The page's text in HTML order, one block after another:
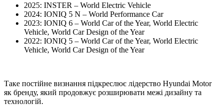
2025: INSTER – World Electric Vehicle
2024: IONIQ 5 N – World Performance Car
2023: IONIQ 6 – World Car of the Year, World Electric
Vehicle, World Car Design of the Year
2022: IONIQ 5 – World Car of the Year, World Electric
Vehicle, World Car Design of the Year
Таке постійне визнання підкреслює лідерство Hyundai Motor
як бренду, який продовжує розширювати межі дизайну та
технологій.